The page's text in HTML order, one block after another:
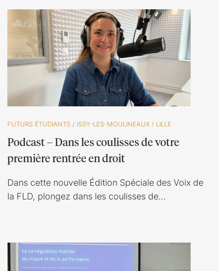
FUTURS ÉTUDIANTS / ISSY-LES-MOULINEAUX / LILLE
Podcast – Dans les coulisses de votre
première rentrée en droit
Dans cette nouvelle Édition Spéciale des Voix de
la FLD, plongez dans les coulisses de…